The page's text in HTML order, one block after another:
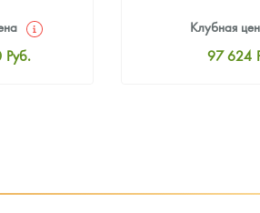
Руб.
Клубная
97 624